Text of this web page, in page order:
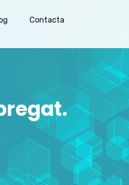
Contacta